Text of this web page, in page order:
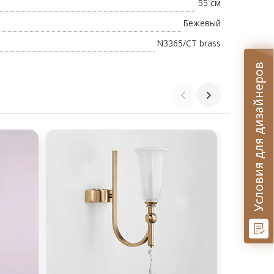
55 см
Бежевый
N3365/CT brass
Условия для дизайнеров